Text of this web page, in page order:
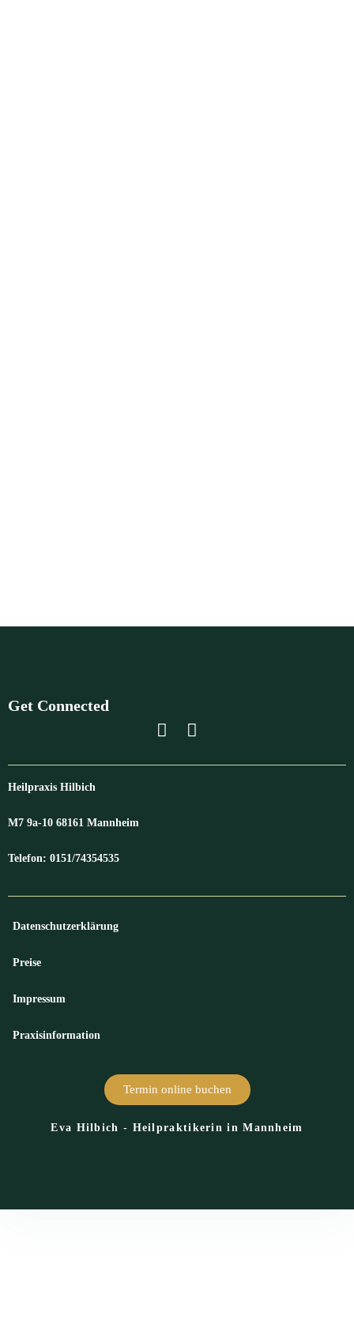
Get Connected
Heilpraxis Hilbich
M7 9a-10 68161 Mannheim
Telefon: 0151/74354535
Datenschutzerklärung
Preise
Impressum
Praxisinformation
Termin online buchen
Eva Hilbich - Heilpraktikerin in Mannheim